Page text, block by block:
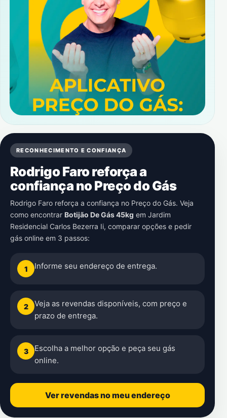
RECONHECIMENTO E CONFIANÇA
Rodrigo Faro reforça a
confiança no Preço do Gás
Rodrigo Faro reforça a confiança no Preço do Gás. Veja
como encontrar Botijão De Gás 45kg em Jardim
Residencial Carlos Bezerra Ii, comparar opções e pedir
gás online em 3 passos:
1 Informe seu endereço de entrega.
2
Veja as revendas disponíveis, com preço e
prazo de entrega.
3
Escolha a melhor opção e peça seu gás
online.
Ver revendas no meu endereço